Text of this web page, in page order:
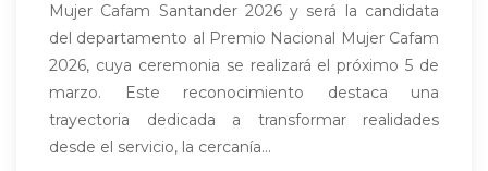
Mujer Cafam Santander 2026 y será la candidata
del departamento al Premio Nacional Mujer Cafam
2026, cuya ceremonia se realizará el próximo 5 de
marzo. Este reconocimiento destaca una
trayectoria dedicada a transformar realidades
desde el servicio, la cercanía...